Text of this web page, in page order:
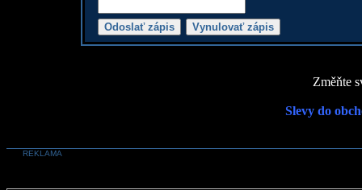
Změňte
Slevy do
REKLAMA